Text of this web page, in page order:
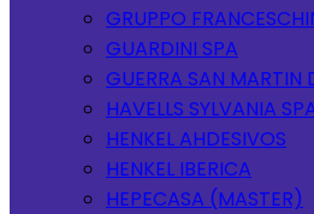
GRUPPO
GUARDINI SPA
GUERRA SAN MARTIN
HAVELLS SYLVANIA
HENKEL AHDESIVOS
HENKEL IBERICA
HEPECASA (MASTER)